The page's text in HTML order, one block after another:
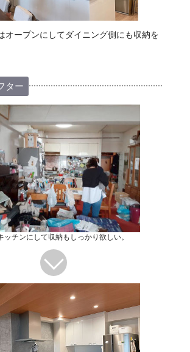
オープンにしてダイニング側にも収納を
ター
ッチンにして収納もしっかり欲しい。